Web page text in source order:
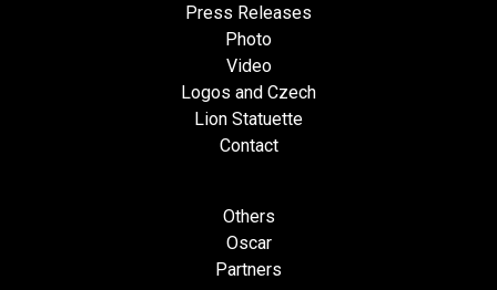
Press Releases
Photo
Video
Logos and Czech
Lion Statuette
Contact
Others
Oscar
Partners